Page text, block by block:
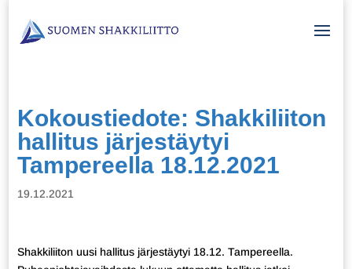
Kokoustiedote: Shakkiliiton
hallitus järjestäytyi
Tampereella 18.12.2021
19.12.2021
Shakkiliiton uusi hallitus järjestäytyi 18.12. Tampereella.